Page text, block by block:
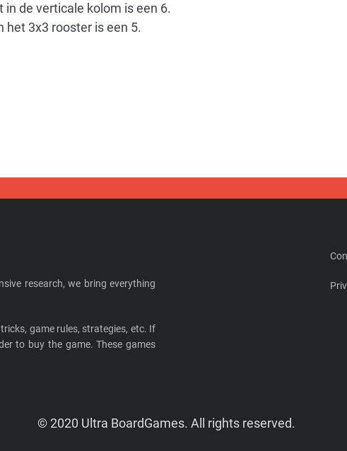
de verticale kolom is een 6.
het 3x3 rooster is een 5.
research, we bring everything
game rules, strategies, etc. If
to buy the game. These games
© 2020 Ultra BoardGames. All rights reserved.